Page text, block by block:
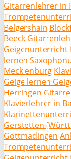
Gitarrenlehrer in
Belgershain
Beeck
Geigenunterricht
lernen
Mecklenburg
Geige lernen
Herringen
Klavierlehrer in
Gerstetten
Gottmadingen